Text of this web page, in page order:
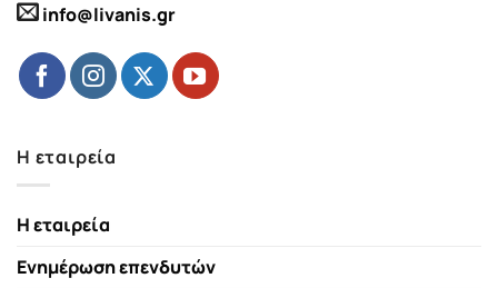
info@livanis.gr
Η εταιρεία
Η εταιρεία
Ενημέρωση επενδυτών